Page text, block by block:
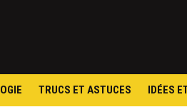
TRUCS ET ASTUCES IDÉES